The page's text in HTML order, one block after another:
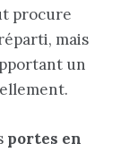
procure
mais
un
portes en